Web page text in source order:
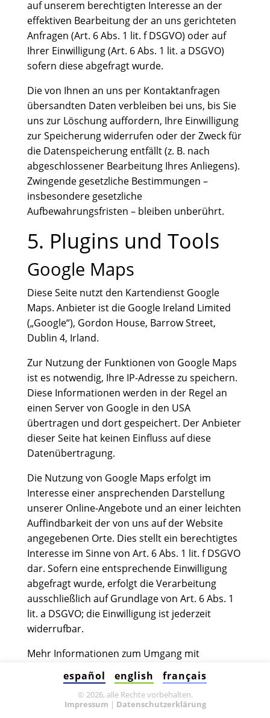
auf unserem berechtigten Interesse an der
effektiven Bearbeitung der an uns gerichteten
Anfragen (Art. 6 Abs. 1 lit. f DSGVO) oder auf
Ihrer Einwilligung (Art. 6 Abs. 1 lit. a DSGVO)
sofern diese abgefragt wurde.
Die von Ihnen an uns per Kontaktanfragen
übersandten Daten verbleiben bei uns, bis Sie
uns zur Löschung auffordern, Ihre Einwilligung
zur Speicherung widerrufen oder der Zweck für
die Datenspeicherung entfällt (z. B. nach
abgeschlossener Bearbeitung Ihres Anliegens).
Zwingende gesetzliche Bestimmungen –
insbesondere gesetzliche
Aufbewahrungsfristen – bleiben unberührt.
5. Plugins und Tools
Google Maps
Diese Seite nutzt den Kartendienst Google
Maps. Anbieter ist die Google Ireland Limited
(„Google“), Gordon House, Barrow Street,
Dublin 4, Irland.
Zur Nutzung der Funktionen von Google Maps
ist es notwendig, Ihre IP-Adresse zu speichern.
Diese Informationen werden in der Regel an
einen Server von Google in den USA
übertragen und dort gespeichert. Der Anbieter
dieser Seite hat keinen Einfluss auf diese
Datenübertragung.
Die Nutzung von Google Maps erfolgt im
Interesse einer ansprechenden Darstellung
unserer Online-Angebote und an einer leichten
Auffindbarkeit der von uns auf der Website
angegebenen Orte. Dies stellt ein berechtigtes
Interesse im Sinne von Art. 6 Abs. 1 lit. f DSGVO
dar. Sofern eine entsprechende Einwilligung
abgefragt wurde, erfolgt die Verarbeitung
ausschließlich auf Grundlage von Art. 6 Abs. 1
lit. a DSGVO; die Einwilligung ist jederzeit
widerrufbar.
Mehr Informationen zum Umgang mit
Nutzerdaten finden Sie in der
Datenschutzerklärung von Google:
https://policies.google.com/privacy?hl=de
español english français
© 2026, alle Rechte vorbehalten.
Impressum | Datenschutzerklärung